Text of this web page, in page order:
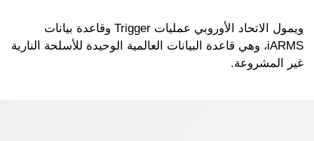
ويمول الاتحاد الأوروبي عمليات Trigger وقاعدة بيانات
iARMS، وهي قاعدة البيانات العالمية الوحيدة للأسلحة النارية
غير المشروعة.